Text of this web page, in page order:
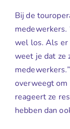
Bij de
wel los. Als er
weet je dat ze
overweegt om
reageert ze
hebben dan